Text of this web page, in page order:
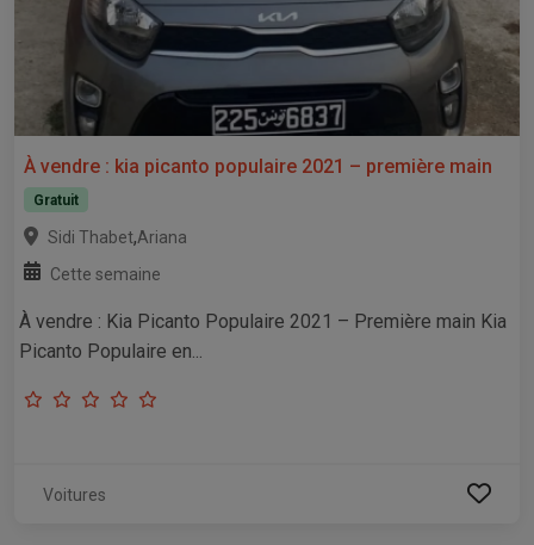
À vendre : kia picanto populaire 2021 – première main
Gratuit
Sidi Thabet,Ariana
Cette semaine
À vendre : Kia Picanto Populaire 2021 – Première main Kia
Picanto Populaire en...
Voitures